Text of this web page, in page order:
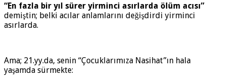
“En fazla bir yıl sürer yirminci asırlarda ölüm acısı”
demiştin; belki acılar anlamlarını değişdirdi yirminci
asırlarda.
Ama; 21.yy.da, senin “Çocuklarımıza Nasihat”ın hala
yaşamda sürmekte: